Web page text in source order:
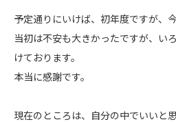
予定通りにいけば、初年度ですが、
当初は不安も大きかったですが、い
けております。
本当に感謝です。
現在のところは、自分の中でいいと